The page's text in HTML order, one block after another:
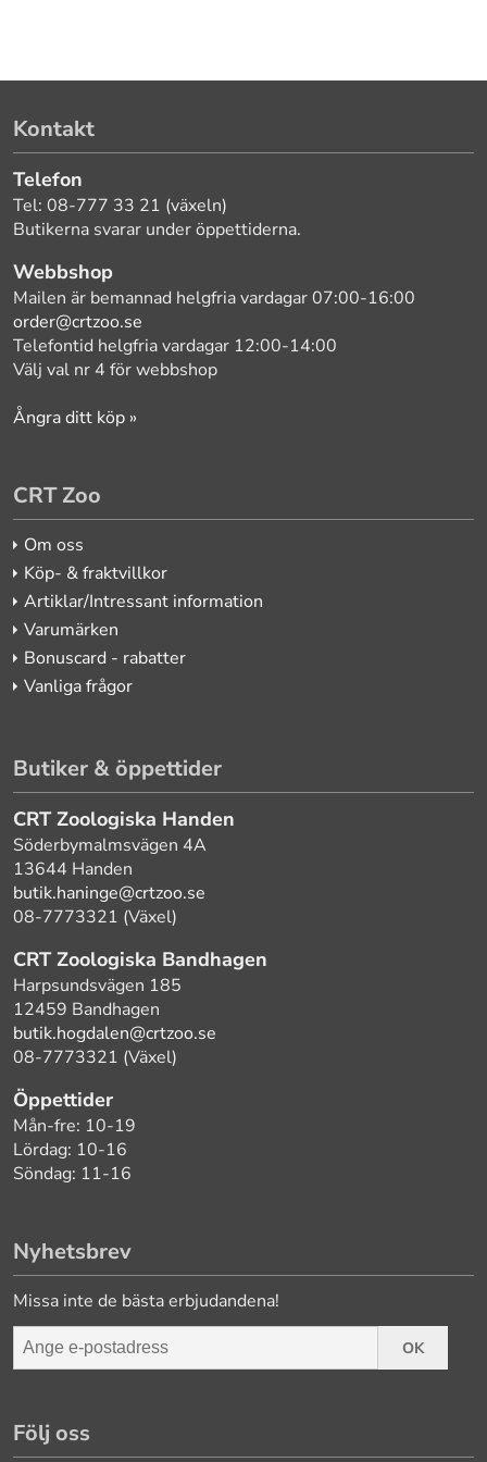
Kontakt
Telefon
Tel: 08-777 33 21 (växeln)
Butikerna svarar under öppettiderna.
Webbshop
Mailen är bemannad helgfria vardagar 07:00-16:00
order@crtzoo.se
Telefontid helgfria vardagar 12:00-14:00
Välj val nr 4 för webbshop
Ångra ditt köp »
CRT Zoo
Om oss
Köp- & fraktvillkor
Artiklar/Intressant information
Varumärken
Bonuscard - rabatter
Vanliga frågor
Butiker & öppettider
CRT Zoologiska Handen
Söderbymalmsvägen 4A
13644 Handen
butik.haninge@crtzoo.se
08-7773321 (Växel)
CRT Zoologiska Bandhagen
Harpsundsvägen 185
12459 Bandhagen
butik.hogdalen@crtzoo.se
08-7773321 (Växel)
Öppettider
Mån-fre: 10-19
Lördag: 10-16
Söndag: 11-16
Nyhetsbrev
Missa inte de bästa erbjudandena!
OK
Följ oss